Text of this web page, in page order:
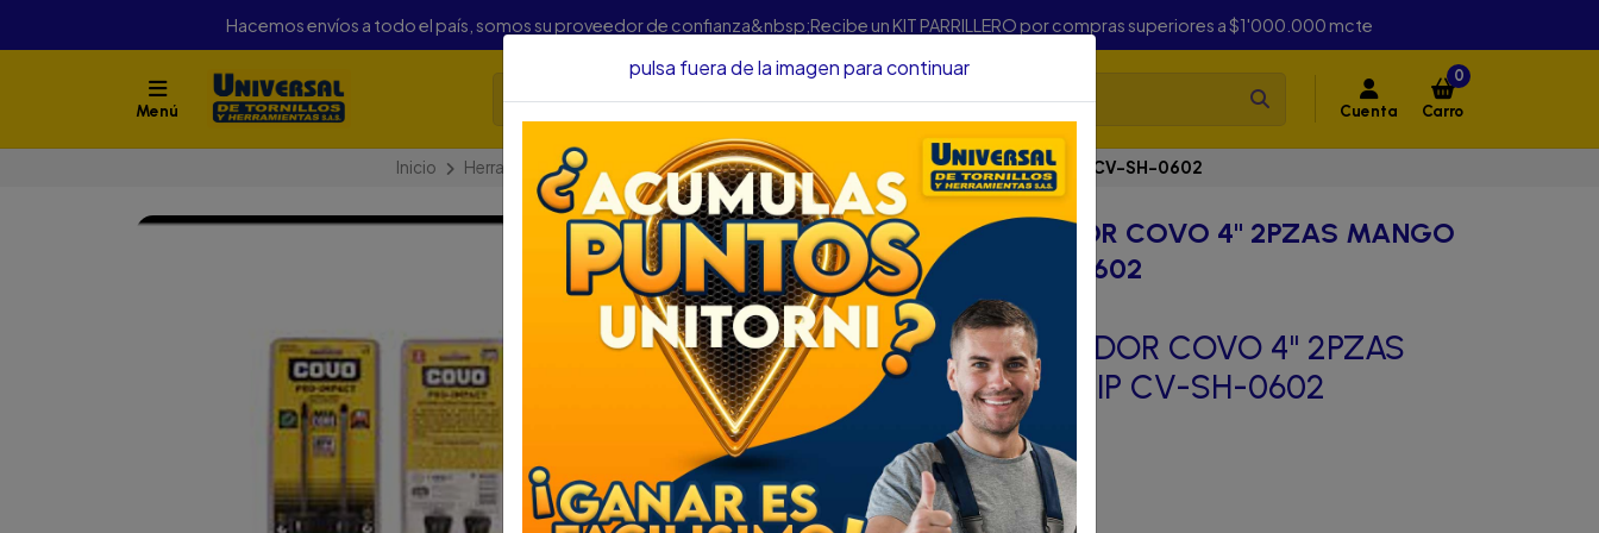
Hacemos envíos a todo el país, somos su proveedor de confianza&nbsp;Recibe un KIT PARRILLERO por compras superiores a $1'000.000 mcte
Menú Cuenta
0
Carro
Inicio Herramientas JGO DESTORNILLADOR COVO 4" 2PZAS MANGO ULTRA GRIP CV-SH-0602
JGO DESTORNILLADOR COVO 4" 2PZAS MANGO
ULTRA GRIP CV-SH-0602
DESCRIPCIÓN
JGO DESTORNILLADOR COVO 4" 2PZAS
MANGO ULTRA GRIP CV-SH-0602
SKU : 63450534
pulsa fuera de la imagen para continuar